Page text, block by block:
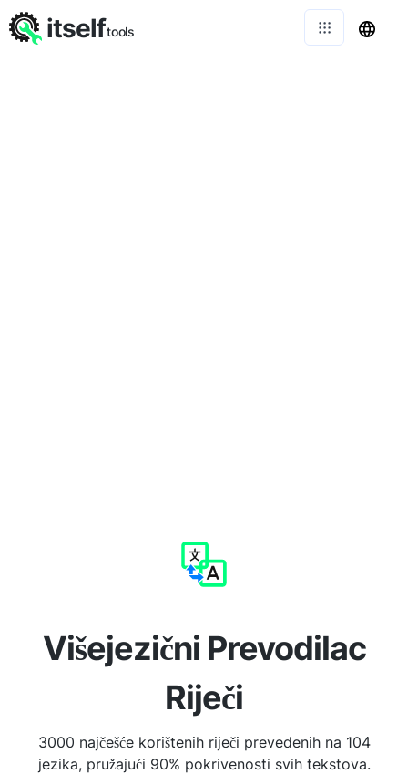
Višejezični Prevodilac
Riječi
3000 najčešće korištenih riječi prevedenih na 104
jezika, pružajući 90% pokrivenosti svih tekstova.
itselftools